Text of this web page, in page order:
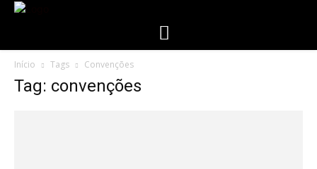
Início Tags Convenções
Tag: convenções